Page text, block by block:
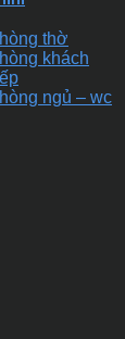
thờ
khách
ngủ – wc